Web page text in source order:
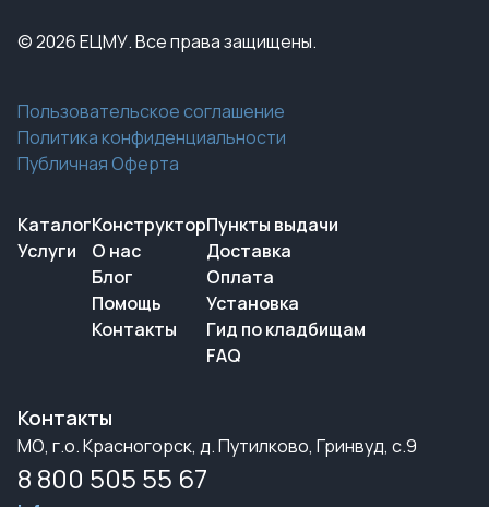
© 2026 ЕЦМУ. Все права защищены.
Пользовательское соглашение
Политика конфиденциальности
Публичная Оферта
Каталог
Услуги
Конструктор
О нас
Блог
Помощь
Контакты
Пункты выдачи
Доставка
Оплата
Установка
Гид по кладбищам
FAQ
Контакты
МО, г.о. Красногорск, д. Путилково, Гринвуд, с.9
8 800 505 55 67